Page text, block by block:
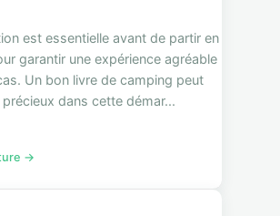
est essentielle avant de partir en
garantir une expérience agréable
Un bon livre de camping peut
précieux dans cette démar...
→